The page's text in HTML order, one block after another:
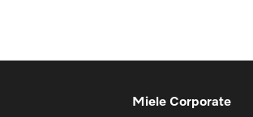
Miele Corporate